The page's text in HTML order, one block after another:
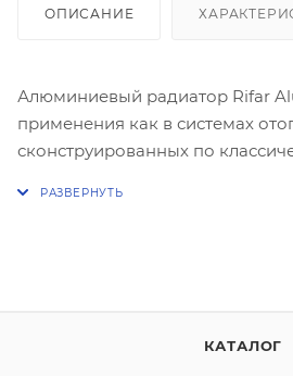
ОПИСАНИЕ
Алюминиевый радиатор Rifar
применения как в системах
сконструированных по
технологическое отверстие в
КАТАЛОГ